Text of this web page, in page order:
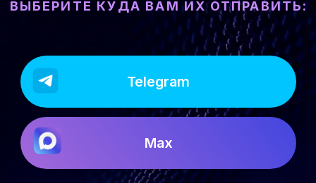
ЗАБЕРИТЕ ИХ ДО ЭФИРА,
ЧТОБЫ СРАЗУ НАЧАТЬ
ПРАКТИКОВАТЬСЯ!
Max